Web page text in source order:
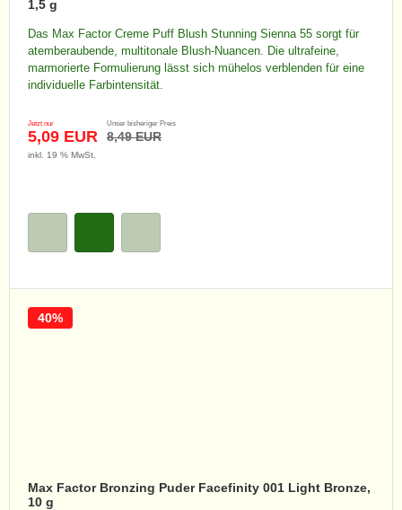
1,5 g
Das Max Factor Creme Puff Blush Stunning Sienna 55 sorgt für
atemberaubende, multitonale Blush-Nuancen. Die ultrafeine,
marmorierte Formulierung lässt sich mühelos verblenden für eine
individuelle Farbintensität.
Jetzt nur
5,09 EUR
Unser bisheriger Preis
8,49 EUR
inkl. 19 % MwSt.
Max Factor Bronzing Puder Facefinity 001 Light Bronze,
10 g
40%